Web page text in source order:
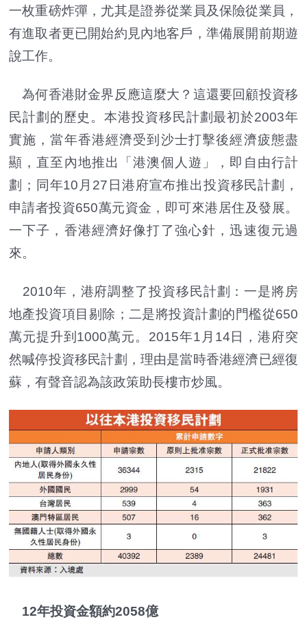
一枚重磅炸彈，尤其是證券從業員及保險從業員，
有進取者更已開始約見內地客戶，準備展開前期遊
說工作。
為何香港財金界反應這麼大？這還要回顧投資移
民計劃的歷史。本港投資移民計劃最初於2003年
實施，當年香港經濟受到沙士打擊後經濟疲態盡
顯，直至內地推出「港澳個人遊」，即自由行計
劃；同年10月27日港府宣布推出投資移民計劃，
申請者投資650萬元資金，即可來港居住及發展。
一下子，香港經濟好像打了強心針，迅速復元過
來。
2010年，港府調整了投資移民計劃：一是將房
地產投資項目剔除；二是將投資計劃的門檻從650
萬元提升到1000萬元。2015年1月14日，港府突
然喊停投資移民計劃，理由是當時香港經濟已經復
蘇，有聲音認為該政策助長樓市炒風。
12年投資金額約2058億